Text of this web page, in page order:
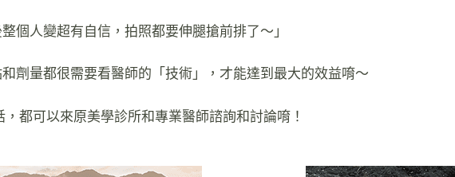
個人變超有自信，拍照都要伸腿搶前排了～」
劑量都很需要看醫師的「技術」，才能達到最大的效益唷～
都可以來原美學診所和專業醫師諮詢和討論唷！